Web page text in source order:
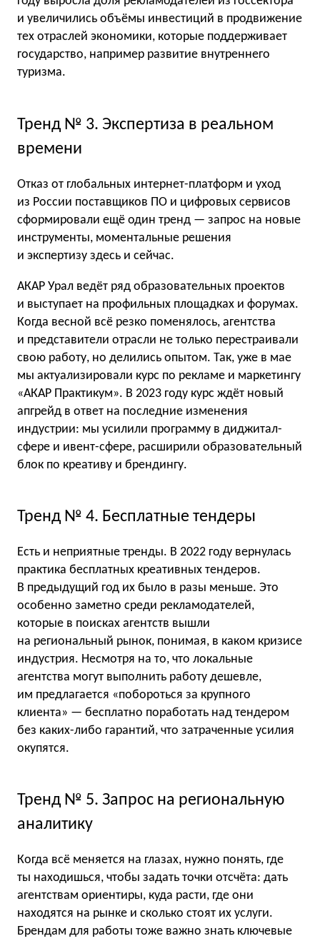
и увеличились объёмы инвестиций в продвижение
тех отраслей экономики, которые поддерживает
государство, например развитие внутреннего
туризма.
Тренд № 3. Экспертиза в реальном
времени
Отказ от глобальных интернет-платформ и уход
из России поставщиков ПО и цифровых сервисов
сформировали ещё один тренд — запрос на новые
инструменты, моментальные решения
и экспертизу здесь и сейчас.
АКАР Урал ведёт ряд образовательных проектов
и выступает на профильных площадках и форумах.
Когда весной всё резко поменялось, агентства
и представители отрасли не только перестраивали
свою работу, но делились опытом. Так, уже в мае
мы актуализировали курс по рекламе и маркетингу
«АКАР Практикум». В 2023 году курс ждёт новый
апгрейд в ответ на последние изменения
индустрии: мы усилили программу в диджитал-
сфере и ивент-сфере, расширили образовательный
блок по креативу и брендингу.
Тренд № 4. Бесплатные тендеры
Есть и неприятные тренды. В 2022 году вернулась
практика бесплатных креативных тендеров.
В предыдущий год их было в разы меньше. Это
особенно заметно среди рекламодателей,
которые в поисках агентств вышли
на региональный рынок, понимая, в каком кризисе
индустрия. Несмотря на то, что локальные
агентства могут выполнить работу дешевле,
им предлагается «побороться за крупного
клиента» — бесплатно поработать над тендером
без каких-либо гарантий, что затраченные усилия
окупятся.
Тренд № 5. Запрос на региональную
аналитику
Когда всё меняется на глазах, нужно понять, где
ты находишься, чтобы задать точки отсчёта: дать
агентствам ориентиры, куда расти, где они
находятся на рынке и сколько стоят их услуги.
Брендам для работы тоже важно знать ключевые